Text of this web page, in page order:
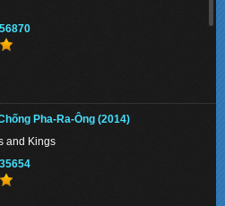
3 (2013)
Pha-Ra-Ông (2014)
and Kings